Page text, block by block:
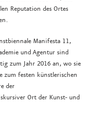
Reputation des Ortes
Manifesta 11,
und Agentur sind
zum Jahr 2016 an, wo sie
zum festen künstlerischen
der
Ort der Kunst- und